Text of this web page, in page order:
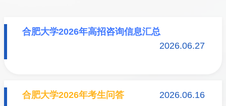
合肥大学2026年高招咨询信息汇总
2026.06.27
合肥大学2026年考生问答 2026.06.16